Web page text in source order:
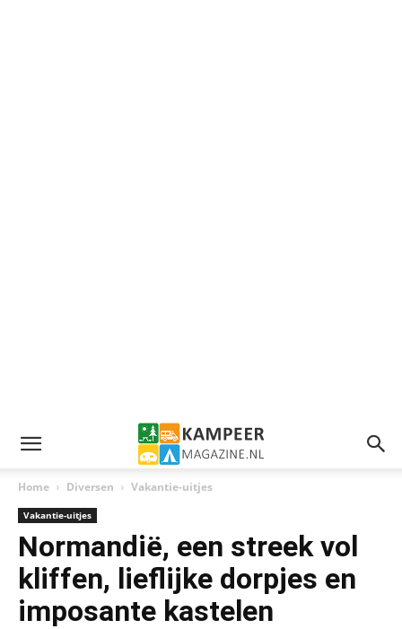
Home Diversen Vakantie-uitjes
Vakantie-uitjes
Normandië, een streek vol
kliffen, lieflijke dorpjes en
imposante kastelen